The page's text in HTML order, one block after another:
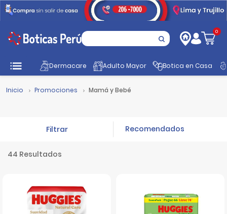
0
Dermacare Adulto Mayor Botica en Casa
Inicio Promociones Mamá y Bebé
44 Resultados
Filtrar